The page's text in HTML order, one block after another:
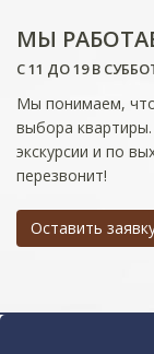
МЫ
С 11 ДО 19 В
Мы понимаем, что
выбора
экскурсии и по
перезвонит!
Оставить